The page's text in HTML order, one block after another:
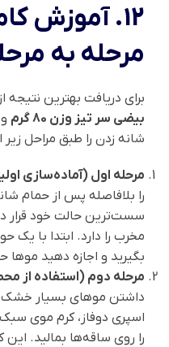
12. آموزش
مرحله به
برای دریافت بهترین نتیجه از
بیضی سر تیز وزن 80 گرم
شانه زدن را طبق مراحل زیر
مرحله اول (آماده‌سازی
را بلافاصله پس از حمام
سست‌ترین حالت خود قرار
مخرب را دارد. ابتدا با یک
بگیرید و اجازه دهید موها حدود ۷۰ تا ۸۰ درصد
مرحله دوم (استفاده از
داشتن موهای بسیار خشک،
اسپری دوفاز، کرم موی
را روی ساقه‌ها بمالید.